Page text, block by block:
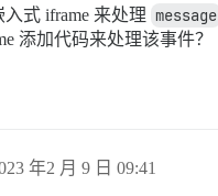
入式 iframe 来处理 message
添加代码来处理该事件？
年2 月 9 日 09:41